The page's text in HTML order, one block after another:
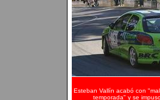
Esteban Vallín acabó con
temporada" y se